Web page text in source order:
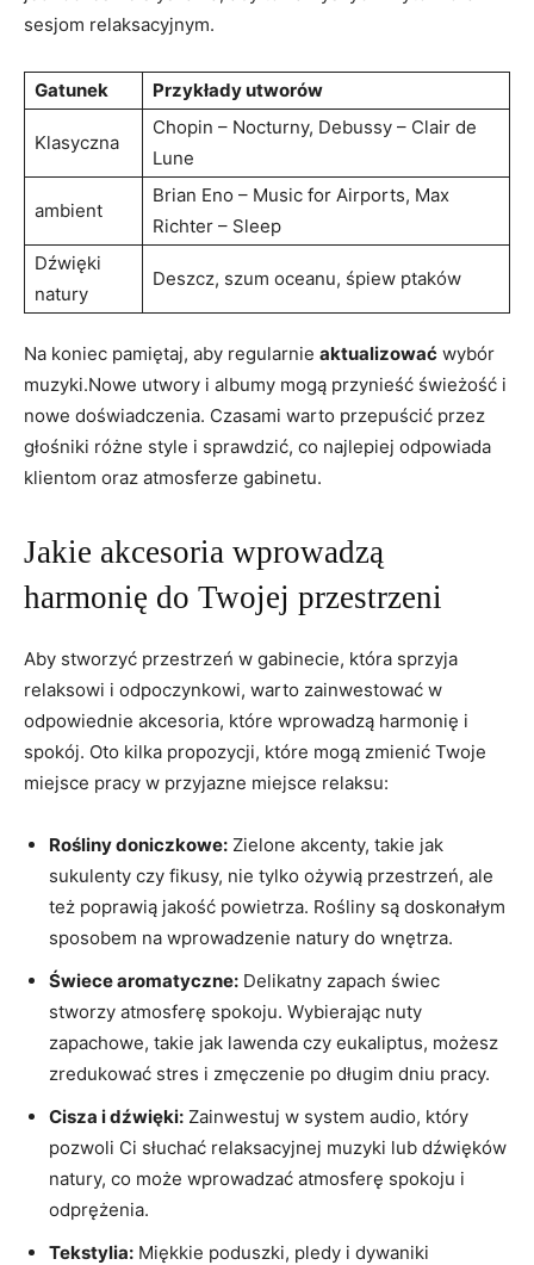
sesjom relaksacyjnym.
Gatunek Przykłady utworów
Klasyczna
Chopin – Nocturny, Debussy – Clair de
Lune
ambient
Brian Eno – Music for Airports, Max
Richter – Sleep
Dźwięki
natury
Deszcz, szum oceanu, śpiew ptaków
Na koniec pamiętaj, aby regularnie aktualizować wybór
muzyki.Nowe utwory i albumy mogą przynieść świeżość i
nowe doświadczenia. Czasami warto przepuścić przez
głośniki różne style i sprawdzić, co najlepiej odpowiada
klientom oraz atmosferze gabinetu.
Jakie akcesoria wprowadzą
harmonię do Twojej przestrzeni
Aby stworzyć przestrzeń w gabinecie, która sprzyja
relaksowi i odpoczynkowi, warto zainwestować w
odpowiednie akcesoria, które wprowadzą harmonię i
spokój. Oto kilka propozycji, które mogą zmienić Twoje
miejsce pracy w przyjazne miejsce relaksu:
Rośliny doniczkowe: Zielone akcenty, takie jak
sukulenty czy fikusy, nie tylko ożywią przestrzeń, ale
też poprawią jakość powietrza. Rośliny są doskonałym
sposobem na wprowadzenie natury do wnętrza.
Świece aromatyczne: Delikatny zapach świec
stworzy atmosferę spokoju. Wybierając nuty
zapachowe, takie jak lawenda czy eukaliptus, możesz
zredukować stres i zmęczenie po długim dniu pracy.
Cisza i dźwięki: Zainwestuj w system audio, który
pozwoli Ci słuchać relaksacyjnej muzyki lub dźwięków
natury, co może wprowadzać atmosferę spokoju i
odprężenia.
Tekstylia: Miękkie poduszki, pledy i dywaniki